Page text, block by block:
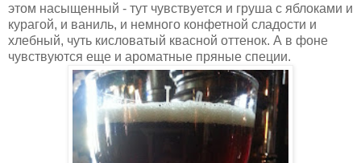
этом насыщенный - тут чувствуется и груша с яблоками и
курагой, и ваниль, и немного конфетной сладости и
хлебный, чуть кисловатый квасной оттенок. А в фоне
чувствуются еще и ароматные пряные специи.